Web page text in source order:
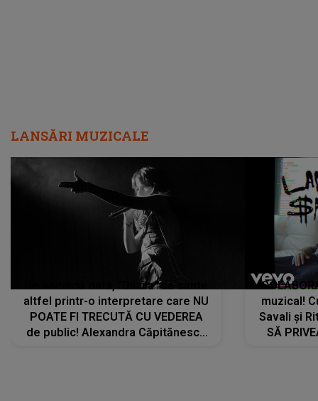
LANSĂRI MUZICALE
De această dată, "Dilaila" se simte
altfel printr-o interpretare care NU
POATE FI TRECUTĂ CU VEDEREA
de public! Alexandra Căpitănescu
muzical!
Savali și
SĂ